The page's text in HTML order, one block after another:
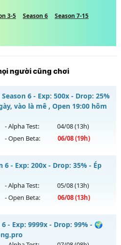
3-5 Season 6
Season 7-15
người cũng chơi
6 - Exp: 500x - Drop: 25%
vào là mê , Open 19:00 hôm
- Alpha Test: 04/08(13h)
- Open Beta: 06/08(19h)
liên tục, event cả ngày, vào là
máy chủ
Long Kiếmvào 19h
6 - Exp: 200x - Drop: 35% - Ép
- Alpha Test: 05/08(13h)
- Open Beta: 06/08(13h)
Hạng Mới
máy chủ
- Exp: 9999x - Drop: 99% - 🌍